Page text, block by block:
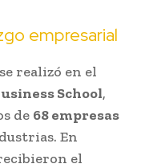
empresarial
realizó en el
School,
de 68 empresas
En
el